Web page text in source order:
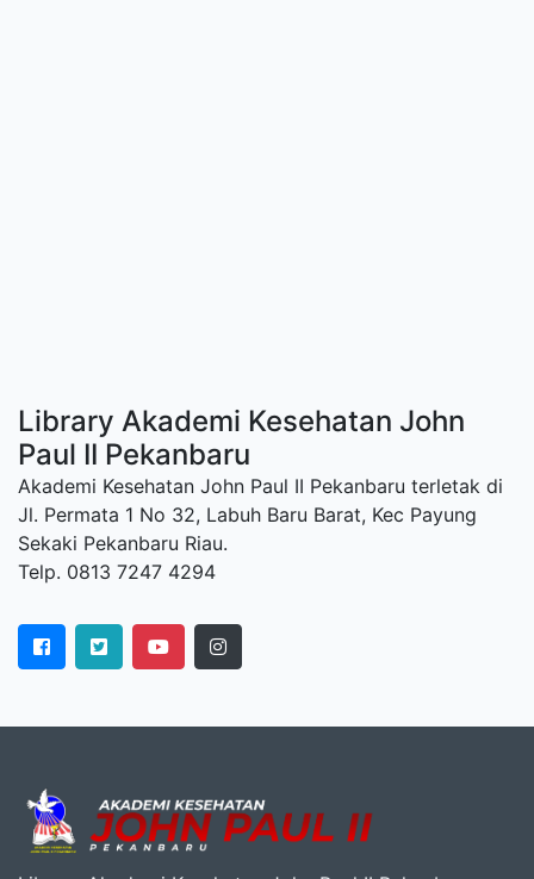
Library Akademi Kesehatan John
Paul II Pekanbaru
Akademi Kesehatan John Paul II Pekanbaru terletak di
Jl. Permata 1 No 32, Labuh Baru Barat, Kec Payung
Sekaki Pekanbaru Riau.
Telp. 0813 7247 4294